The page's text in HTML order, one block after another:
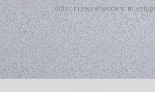
dolor in reprehenderit in